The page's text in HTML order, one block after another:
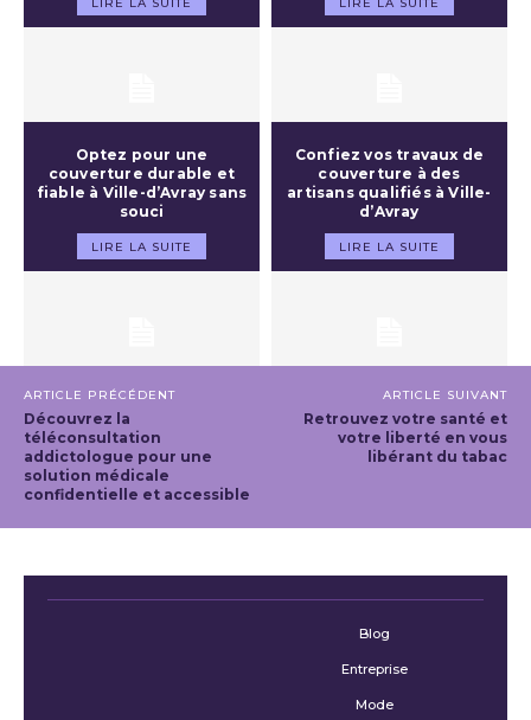
LIRE LA SUITE LIRE LA SUITE
Optez pour une
couverture durable et
fiable à Ville-d’Avray sans
souci
LIRE LA SUITE
Confiez vos travaux de
couverture à des
artisans qualifiés à Ville-
d’Avray
LIRE LA SUITE
ARTICLE PRÉCÉDENT
Découvrez la
téléconsultation
addictologue pour une
solution médicale
confidentielle et accessible
ARTICLE SUIVANT
Retrouvez votre santé et
votre liberté en vous
libérant du tabac
Blog
Entreprise
Mode